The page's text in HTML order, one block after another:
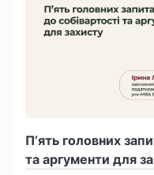
П’ять головних
та аргументи для